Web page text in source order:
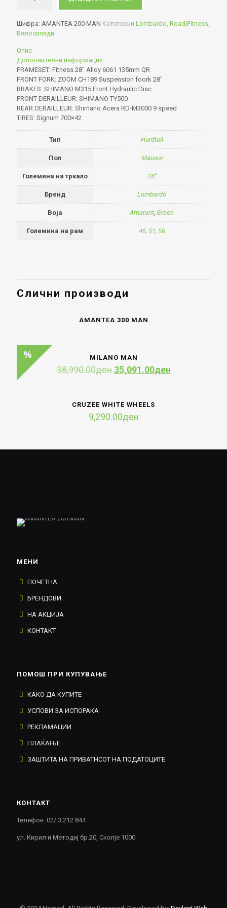
Шифра: AMANTEA 200 MAN Категории Lombardo, Road|Fitness,
Велосипеди
Опис
Дополнителни информации
FRAMESET: Fitness 28″ Alloy 6061 135mm QR
FRONT FORK: ZOOM CH189 Suspension foork 28″
BRAKES: SHIMANO M315 Front Hydraulic Disc
FRONT DERAILLEUR: SHIMANO TY500
REAR DERAILLEUR: Shimano Acera RD-M3000 9 speed
TIRES: Signum 700×42
Тип Hardtail
Пол Машки
Големина на тркало 28"
Бренд Lombardo
Boja Amarant, Green
Големина на рам 46, 51, 56
Слични производи
AMANTEA 300 MAN
MILANO MAN
38,990.00ден Original
35,091.00денCurrent
CRUZEE WHITE WHEELS
9,290.00ден
МЕНИ
ПОЧЕТНА
БРЕНДОВИ
НА АКЦИЈА
КОНТАКТ
ПОМОШ ПРИ КУПУВАЊЕ
КАКО ДА КУПИТЕ
УСЛОВИ ЗА ИСПОРАКА
РЕКЛАМАЦИИ
ПЛАЌАЊЕ
ЗАШТИТА НА ПРИВАТНСОТ НА ПОДАТОЦИТЕ
КОНТАКТ
Телефон: 02/ 3 212 844
ул. Кирил и Методиј бр.20, Скопје 1000